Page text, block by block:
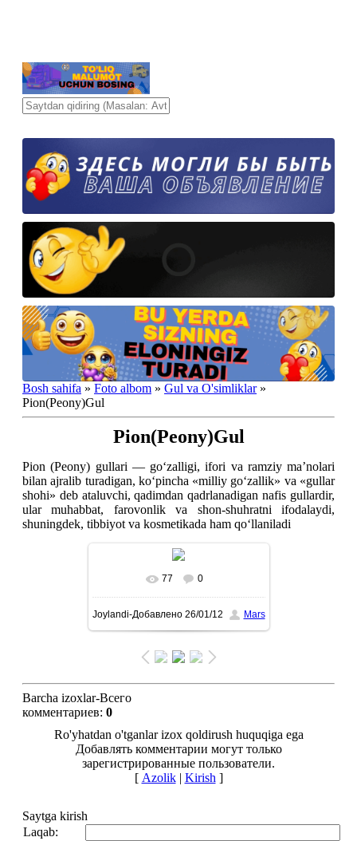
Bosh sahifa » Foto albom » Gul va O'simliklar»
Pion(Peony)Gul
Pion(Peony)Gul
Pion (Peony) gullari — goʻzalligi, ifori va ramziy maʼnolari
bilan ajralib turadigan, koʻpincha «milliy goʻzallik» va «gullar
shohi» deb ataluvchi, qadimdan qadrlanadigan nafis gullardir,
ular muhabbat, farovonlik va shon-shuhratni ifodalaydi,
shuningdek, tibbiyot va kosmetikada ham qoʻllaniladi
To'liq ko'rish-В реальном
размере 1024x1365/ 128.0Kb
77 0
Joylandi-Добавлено26/01/12 Mars
Barcha izoxlar-Всего
комментариев: 0
Ro'yhatdan o'tganlar izox qoldirush huquqiga ega
Добавлять комментарии могут только
зарегистрированные пользователи.
[ Azolik| Kirish ]
Saytga kirish
Laqab: